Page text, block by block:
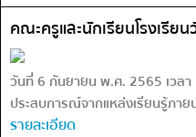
คณะครูและนักเรียนโรงเรี
วันที่ 6 กันยายน พ.ศ. 2565 เวลา
ประสบการณ์จากแหล่งเรียนรู้ภาย
รายละเอียด